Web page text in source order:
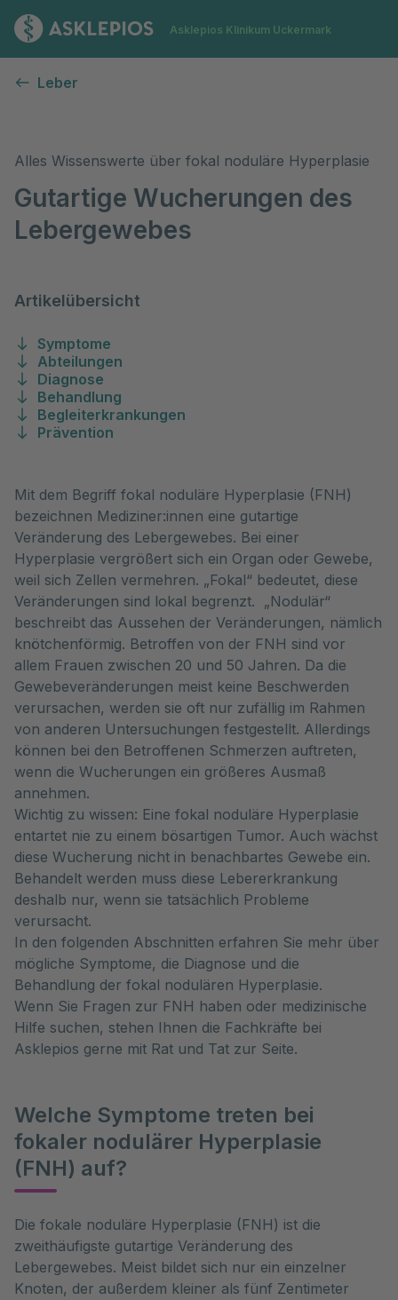
Zur Startseite
Asklepios Klinikum Uckermark
Leber
Alles Wissenswerte über fokal noduläre Hyperplasie
Gutartige Wucherungen des
Lebergewebes
Artikelübersicht
Symptome
Abteilungen
Diagnose
Behandlung
Begleiterkrankungen
Prävention
Mit dem Begriff fokal noduläre Hyperplasie (FNH)
bezeichnen Mediziner:innen eine gutartige
Veränderung des Lebergewebes. Bei einer
Hyperplasie vergrößert sich ein Organ oder Gewebe,
weil sich Zellen vermehren. „Fokal“ bedeutet, diese
Veränderungen sind lokal begrenzt. „Nodulär“
beschreibt das Aussehen der Veränderungen, nämlich
knötchenförmig. Betroffen von der FNH sind vor
allem Frauen zwischen 20 und 50 Jahren. Da die
Gewebeveränderungen meist keine Beschwerden
verursachen, werden sie oft nur zufällig im Rahmen
von anderen Untersuchungen festgestellt. Allerdings
können bei den Betroffenen Schmerzen auftreten,
wenn die Wucherungen ein größeres Ausmaß
annehmen.
Wichtig zu wissen: Eine fokal noduläre Hyperplasie
entartet nie zu einem bösartigen Tumor. Auch wächst
diese Wucherung nicht in benachbartes Gewebe ein.
Behandelt werden muss diese Lebererkrankung
deshalb nur, wenn sie tatsächlich Probleme
verursacht.
In den folgenden Abschnitten erfahren Sie mehr über
mögliche Symptome, die Diagnose und die
Behandlung der fokal nodulären Hyperplasie.
Wenn Sie Fragen zur FNH haben oder medizinische
Hilfe suchen, stehen Ihnen die Fachkräfte bei
Asklepios gerne mit Rat und Tat zur Seite.
Welche Symptome treten bei
fokaler nodulärer Hyperplasie
(FNH) auf?
Die fokale noduläre Hyperplasie (FNH) ist die
zweithäufigste gutartige Veränderung des
Lebergewebes. Meist bildet sich nur ein einzelner
Knoten, der außerdem kleiner als fünf Zentimeter